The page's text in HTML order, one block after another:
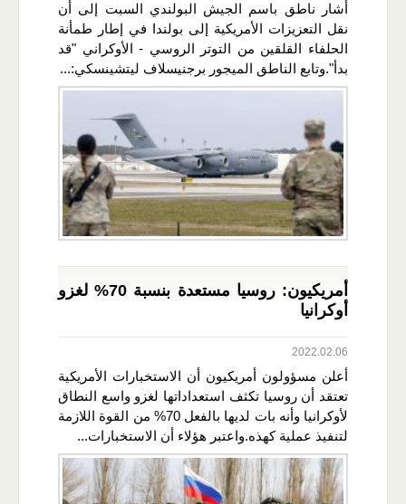
أشار ناطق باسم الجيش البولندي السبت إلى أن
نقل التعزيزات الأمريكية إلى بولندا في إطار طمأنة
الحلفاء القلقين من التوتر الروسي - الأوكراني "قد
بدأ".وتابع الناطق الميجور برجنيسلاف ليتشينسكي:...
أمريكيون: روسيا مستعدة بنسبة 70% لغزو
أوكرانيا
2022.02.06
أعلن مسؤولون أمريكيون أن الاستخبارات الأمريكية
تعتقد أن روسيا تكثف استعداداتها لغزو واسع النطاق
لأوكرانيا وأنه بات لديها بالفعل 70% من القوة اللازمة
لتنفيذ عملية كهذه.واعتبر هؤلاء أن الاستخبارات...